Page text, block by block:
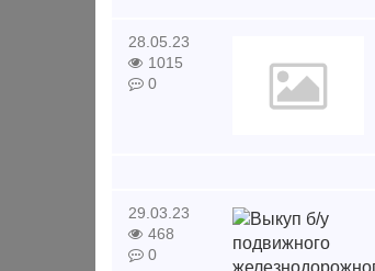
28.05.23
1015
0
29.03.23
468
0